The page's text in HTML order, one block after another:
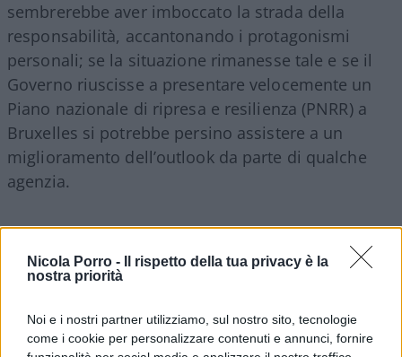
Nicola Porro -
Il rispetto della tua privacy è la
nostra priorità
Noi e i nostri partner utilizziamo, sul nostro sito, tecnologie
come i cookie per personalizzare contenuti e annunci, fornire
sembrerebbe aver imboccato la strada della
responsabilità, accantonando i protagonismi
personali; se la situazione rimanesse tale e se il
Governo riuscisse a presentare velocemente un
Piano nazionale di ripresa e resilienza (PNRR) a
Bruxelles si potrebbe persino assistere a un
miglioramento dell’outlook da parte di qualche
agenzia.
Il primo appuntamento è a inizio marzo con
Scope, società di valutazione minore, ma le vere
prove d’esame arriveranno ad aprile con
conMoody’s, che insieme aFitch, giudica l’Italia a